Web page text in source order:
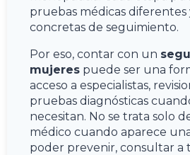
pruebas médicas diferentes
concretas de seguimiento.
Por eso, contar con un
mujeres puede ser una
acceso a especialistas,
pruebas diagnósticas
necesitan. No se trata solo
médico cuando aparece
poder prevenir, consultar a